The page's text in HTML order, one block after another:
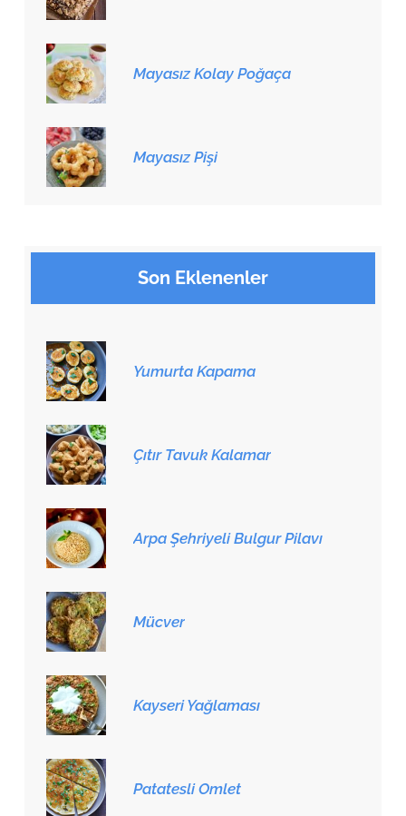
Mayasız Kolay Poğaça
Mayasız Pişi
Son Eklenenler
Yumurta Kapama
Çıtır Tavuk Kalamar
Arpa Şehriyeli Bulgur Pilavı
Mücver
Kayseri Yağlaması
Patatesli Omlet